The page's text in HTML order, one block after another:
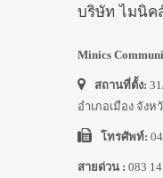
บริษัท ไมนิค
Minics
สถานที่ตั้ง:
อำเภอเมือง จัง
โทรศัพท์:
สายด่วน : 083